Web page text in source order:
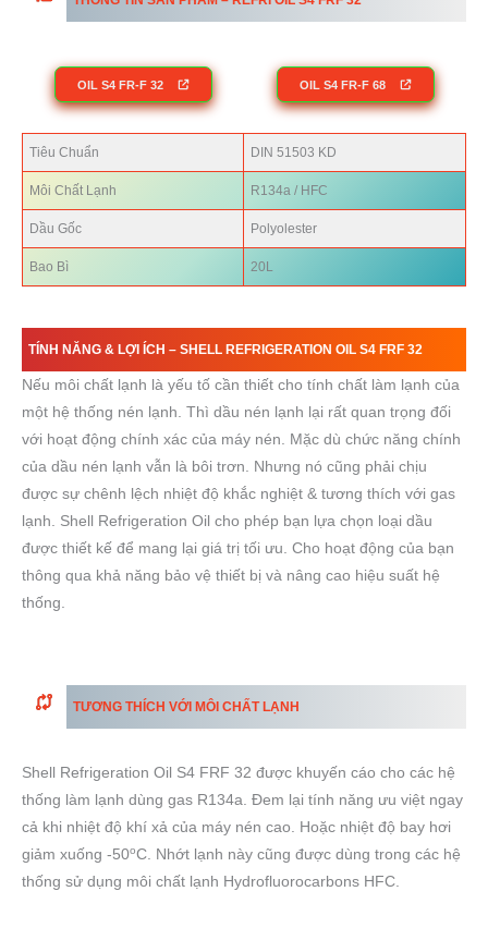
OIL S4 FR-F 32 OIL S4 FR-F 68
Tiêu Chuẩn DIN 51503 KD
Môi Chất Lạnh R134a / HFC
Dầu Gốc Polyolester
Bao Bì 20L
TÍNH NĂNG & LỢI ÍCH –SHELL REFRIGERATION OIL S4 FRF 32
Nếu môi chất lạnh là yếu tố cần thiết cho tính chất làm lạnh của
một hệ thống nén lạnh. Thì dầu nén lạnh lại rất quan trọng đối
với hoạt động chính xác của máy nén. Mặc dù chức năng chính
của dầu nén lạnh vẫn là bôi trơn. Nhưng nó cũng phải chịu
được sự chênh lệch nhiệt độ khắc nghiệt & tương thích với gas
lạnh. Shell Refrigeration Oil cho phép bạn lựa chọn loại dầu
được thiết kế để mang lại giá trị tối ưu. Cho hoạt động của bạn
thông qua khả năng bảo vệ thiết bị và nâng cao hiệu suất hệ
thống.
TƯƠNG THÍCH VỚI MÔI CHẤT LẠNH
Shell Refrigeration Oil S4 FRF 32 được khuyến cáo cho các hệ
thống làm lạnh dùng gas R134a. Đem lại tính năng ưu việt ngay
cả khi nhiệt độ khí xả của máy nén cao. Hoặc nhiệt độ bay hơi
giảm xuống -50oC. Nhớt lạnh này cũng được dùng trong các hệ
thống sử dụng môi chất lạnh Hydrofluorocarbons HFC.